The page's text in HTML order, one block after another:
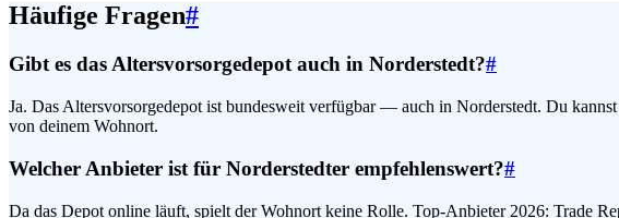
Häufige Fragen#
Gibt es das Altersvorsorgedepot auch in Norderstedt?#
Ja. Das Altersvorsorgedepot ist bundesweit verfügbar — auch in Norderstedt. Du
von deinem Wohnort.
Welcher Anbieter ist für Norderstedter empfehlenswert?#
Da das Depot online läuft, spielt der Wohnort keine Rolle. Top-Anbieter 2026: Trade